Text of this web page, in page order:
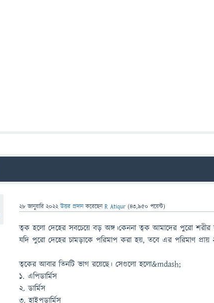
28 জানুয়ারি 2022 উত্তর প্রদান করেছেনR Atiqur (43,950 পয়েন্ট)
ত্বক হলো দেহের সবচেয়ে বড় অঙ্গ।কেননা ত্বক আমাদের পুরো শরীর
যদি পুরো দেহের চামড়াকে পরিমাপ করা হয়, তবে এর পরিমাণ প্রায়
ত্বকের আবার তিনটি ভাগ রয়েছে। সেগুলো হলো&mdash;
১. এপিডার্মিস
২. ডার্মিস
৩. হাইপডার্মিস